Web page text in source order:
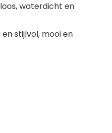
waterdicht en
stijlvol, mooi en